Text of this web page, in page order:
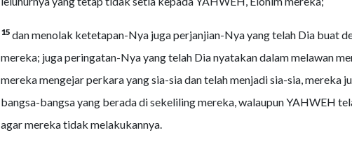
15 dan menolak ketetapan-Nya juga perjanjian-Nya yang telah Dia buat
mereka; juga peringatan-Nya yang telah Dia nyatakan dalam melawan
mereka mengejar perkara yang sia-sia dan telah menjadi sia-sia, mereka
bangsa-bangsa yang berada di sekeliling mereka, walaupun YAHWEH
agar mereka tidak melakukannya.